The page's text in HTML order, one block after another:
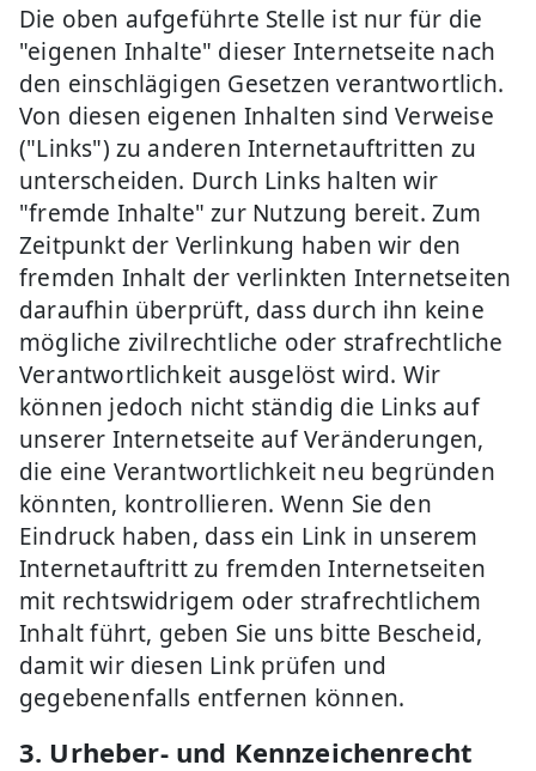
Die oben aufgeführte Stelle ist nur für die
"eigenen Inhalte" dieser Internetseite nach
den einschlägigen Gesetzen verantwortlich.
Von diesen eigenen Inhalten sind Verweise
("Links") zu anderen Internetauftritten zu
unterscheiden. Durch Links halten wir
"fremde Inhalte" zur Nutzung bereit. Zum
Zeitpunkt der Verlinkung haben wir den
fremden Inhalt der verlinkten Internetseiten
daraufhin überprüft, dass durch ihn keine
mögliche zivilrechtliche oder strafrechtliche
Verantwortlichkeit ausgelöst wird. Wir
können jedoch nicht ständig die Links auf
unserer Internetseite auf Veränderungen,
die eine Verantwortlichkeit neu begründen
könnten, kontrollieren. Wenn Sie den
Eindruck haben, dass ein Link in unserem
Internetauftritt zu fremden Internetseiten
mit rechtswidrigem oder strafrechtlichem
Inhalt führt, geben Sie uns bitte Bescheid,
damit wir diesen Link prüfen und
gegebenenfalls entfernen können.
3. Urheber- und Kennzeichenrecht